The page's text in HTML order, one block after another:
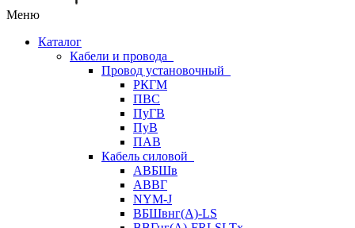
Меню
Каталог
Кабели и провода
Провод установочный
РКГМ
ПВС
ПуГВ
ПуВ
ПАВ
Кабель силовой
АВБШв
АВВГ
NYM-J
ВБШвнг(А)-LS